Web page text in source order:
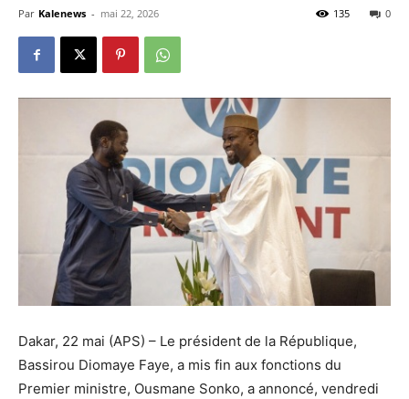
Par Kalenews - mai 22, 2026 0
135
Dakar, 22 mai (APS) – Le président de la République,
Bassirou Diomaye Faye, a mis fin aux fonctions du
Premier ministre, Ousmane Sonko, a annoncé, vendredi